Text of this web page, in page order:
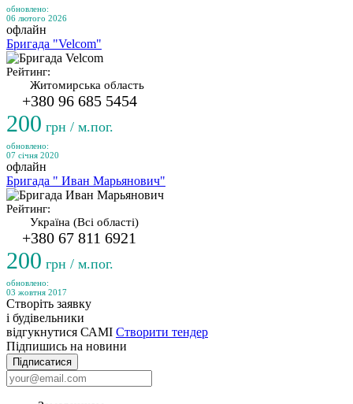
обновлено:
06 лютого 2026
офлайн
Бригада "Velcom"
Рейтинг:
Житомирська область
+380 96 685 5454
200 грн / м.пог.
обновлено:
07 січня 2020
офлайн
Бригада " Иван Марьянович"
Рейтинг:
Україна (Всі області)
+380 67 811 6921
200 грн / м.пог.
обновлено:
03 жовтня 2017
Створіть заявку
і будівельники
відгукнутися САМІ Створити тендер
Підпишись на новини
Підписатися